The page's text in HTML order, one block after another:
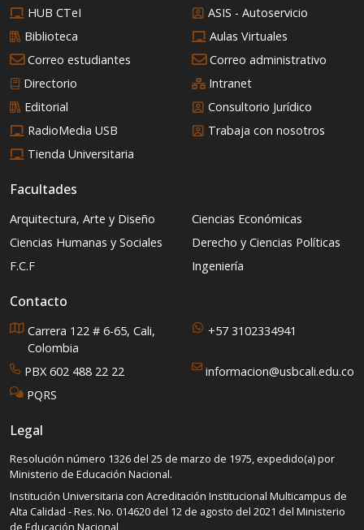
HUB CTeI
ASIS - Autoservicio
Biblioteca
Aulas Virtuales
Correo estudiantes
Correo administrativo
Directorio
Intranet
Editorial
Consultorio Jurídico
RadioMedia USB
Trabaja con nosotros
Tienda Universitaria
Facultades
Arquitectura, Arte y Diseño
Ciencias Económicas
Ciencias Humanas y Sociales
Derecho y Ciencias Políticas
F.C.F
Ingeniería
Contacto
Carrera 122 # 6-65, Cali,
Colombia
+57 3102334941
PBX 602 488 22 22
informacion@usbcali.edu.co
PQRS
Legal
Resolución número 1326 del 25 de marzo de 1975, expedido(a) por
Ministerio de Educación Nacional.
Institución Universitaria con Acreditación Institucional Multicampus de
Alta Calidad - Res. No. 014620 del 12 de agosto del 2021 del Ministerio